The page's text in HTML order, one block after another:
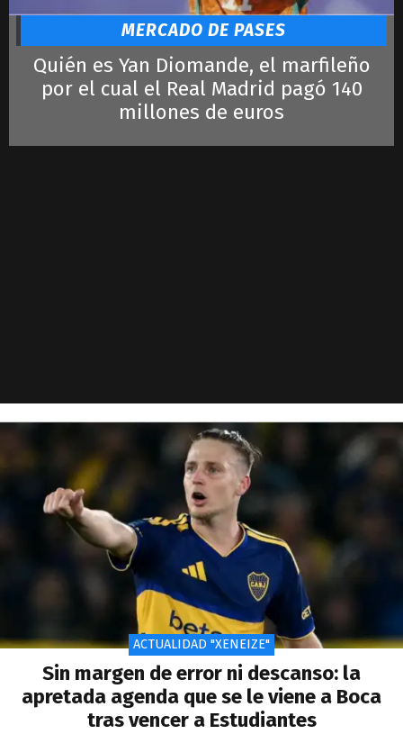
MERCADO DE PASES
Quién es Yan Diomande, el marfileño
por el cual el Real Madrid pagó 140
millones de euros
ACTUALIDAD "XENEIZE"
Sin margen de error ni descanso: la
apretada agenda que se le viene a Boca
tras vencer a Estudiantes